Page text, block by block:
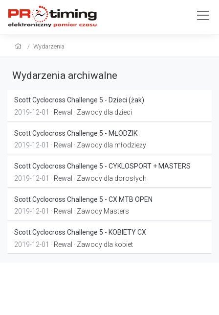
Wydarzenia
Wydarzenia archiwalne
Scott Cyclocross Challenge 5 - Dzieci (żak)
2019-12-01 · Rewal · Zawody dla dzieci
Scott Cyclocross Challenge 5 - MŁODZIK
2019-12-01 · Rewal · Zawody dla młodzieży
Scott Cyclocross Challenge 5 - CYKLOSPORT + MASTERS
2019-12-01 · Rewal · Zawody dla dorosłych
Scott Cyclocross Challenge 5 - CX MTB OPEN
2019-12-01 · Rewal · Zawody Masters
Scott Cyclocross Challenge 5 - KOBIETY CX
2019-12-01 · Rewal · Zawody dla kobiet